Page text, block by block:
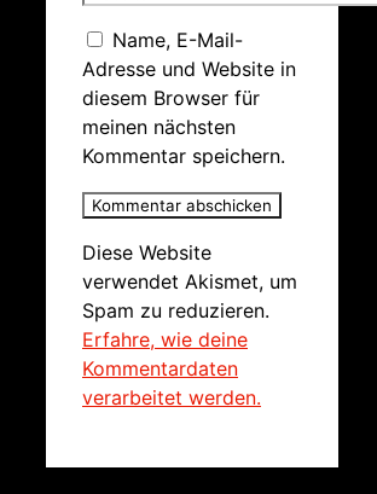
Name, E-Mail-
Adresse und Website in
diesem Browser für
meinen nächsten
Kommentar speichern.
Diese Website
verwendet Akismet, um
Spam zu reduzieren.
Erfahre, wie deine
Kommentardaten
verarbeitet werden.